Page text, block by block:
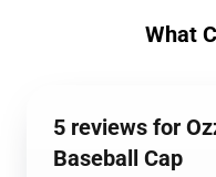
What
5 reviews for
Baseball Cap